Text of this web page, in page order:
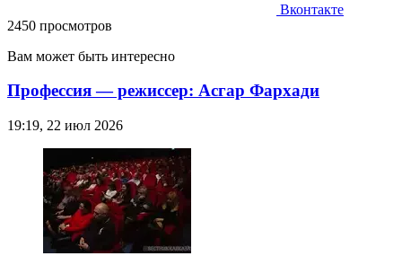
Вконтакте
2450 просмотров
Вам может быть интересно
Профессия — режиссер: Асгар Фархади
19:19, 22 июл 2026